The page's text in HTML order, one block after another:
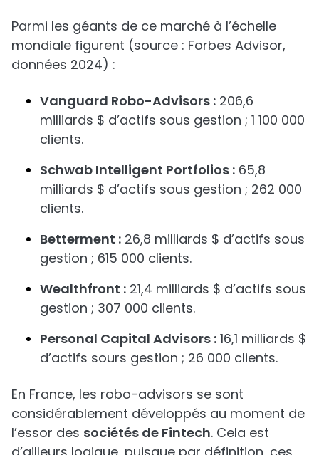
Parmi les géants de ce marché à l’échelle
mondiale figurent (source : Forbes Advisor,
données 2024) :
Vanguard Robo-Advisors : 206,6
milliards $ d’actifs sous gestion ; 1 100 000
clients.
Schwab Intelligent Portfolios : 65,8
milliards $ d’actifs sous gestion ; 262 000
clients.
Betterment : 26,8 milliards $ d’actifs sous
gestion ; 615 000 clients.
Wealthfront : 21,4 milliards $ d’actifs sous
gestion ; 307 000 clients.
Personal Capital Advisors : 16,1 milliards $
d’actifs sours gestion ; 26 000 clients.
En France, les robo-advisors se sont
considérablement développés au moment de
l’essor des sociétés de Fintech. Cela est